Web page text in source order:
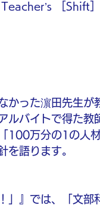
［Shift
かった濵田先生が
ルバイトで得た教
100万分の1の人
を語ります。
」』では、「文